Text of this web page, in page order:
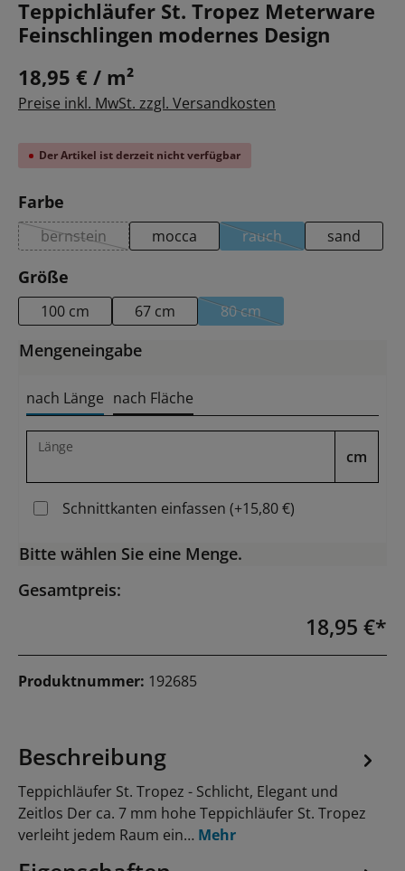
Teppichläufer St. Tropez Meterware
Feinschlingen modernes Design
18,95 € / m²
Preise inkl. MwSt. zzgl. Versandkosten
Der Artikel ist derzeit nicht verfügbar
Farbe
bernstein(Diese Option ist zurzeit nicht verfügbar.)
mocca rauch(Diese Option ist
sand
Größe
100 cm 67 cm 80 cm(Diese Option ist zurzeit
Mengeneingabe
nach Länge nach Fläche
Länge
cm
Schnittkanten einfassen (+15,80 €)
Bitte wählen Sie eine Menge.
Gesamtpreis:
18,95 €*
Produktnummer: 192685
Beschreibung
Teppichläufer St. Tropez - Schlicht, Elegant und
Zeitlos Der ca. 7 mm hohe Teppichläufer St. Tropez
verleiht jedem Raum ein… Mehr